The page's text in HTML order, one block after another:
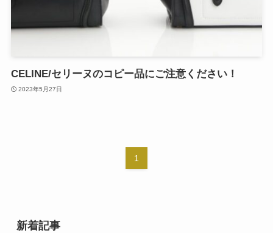
CELINE/セリーヌのコピー品にご注意ください！
2023年5月27日
1
新着記事